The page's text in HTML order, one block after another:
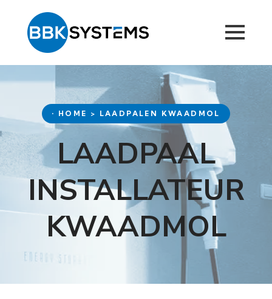
• HOME > LAADPALEN KWAADMOL
LAADPAAL
INSTALLATEUR
KWAADMOL